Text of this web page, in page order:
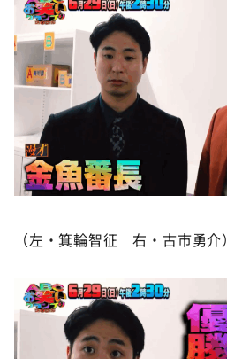
（左・箕輪智征 右・古市勇介）